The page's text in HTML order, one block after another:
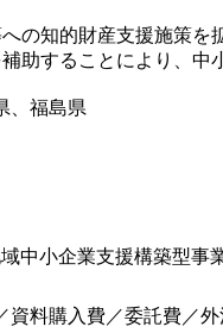
の知的財産支援施策
助することにより、
、福島県
中小企業支援構築型
料購入費／委託費／